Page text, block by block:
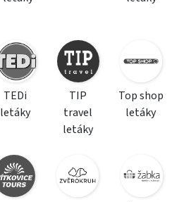
TEDi
letáky
TIP
travel
letáky
Top shop
letáky